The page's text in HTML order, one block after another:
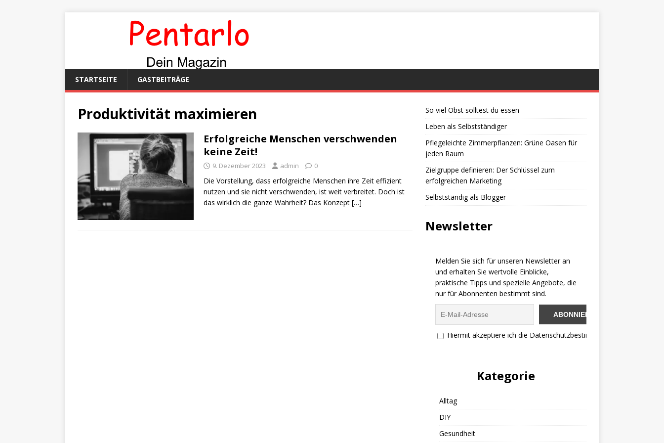
STARTSEITE GASTBEITRÄGE
Produktivität maximieren
Erfolgreiche Menschen verschwenden
keine Zeit!
9. Dezember 2023 admin 0
Die Vorstellung, dass erfolgreiche Menschen ihre Zeit effizient
nutzen und sie nicht verschwenden, ist weit verbreitet. Doch ist
das wirklich die ganze Wahrheit? Das Konzept […]
So viel Obst solltest du essen
Leben als Selbstständiger
Pflegeleichte Zimmerpflanzen: Grüne Oasen für
jeden Raum
Zielgruppe definieren: Der Schlüssel zum
erfolgreichen Marketing
Selbstständig als Blogger
Newsletter
Melden Sie sich für unseren Newsletter an
und erhalten Sie wertvolle Einblicke,
praktische Tipps und spezielle Angebote, die
nur für Abonnenten bestimmt sind.
Hiermit akzeptiere ich die Datenschutzbestimmungen
Kategorie
Alltag
DIY
Gesundheit